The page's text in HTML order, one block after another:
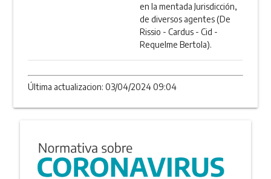
en la mentada Jurisdicción,
de diversos agentes (De
Rissio - Cardus - Cid -
Requelme Bertola).
Última actualizacion: 03/04/2024 09:04